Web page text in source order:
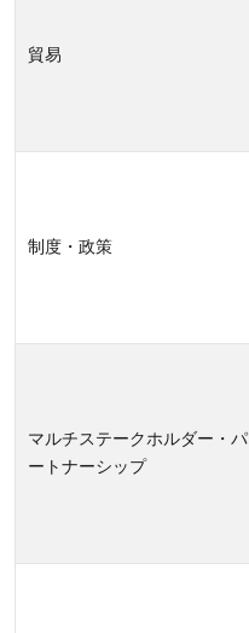
達成
チス
ルダ
トナ
ーシ
貿易
制度・政策
マルチステークホルダー・パ
ートナーシップ